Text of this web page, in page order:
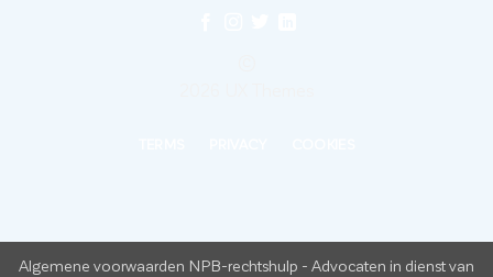
Algemene voorwaarden NPB-rechtshulp - Advocaten in dienst van